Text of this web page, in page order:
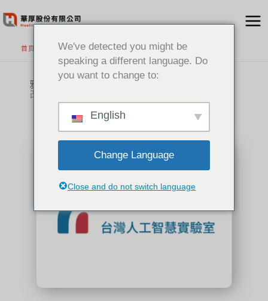
至
首頁 代理品牌
雅婷智想股份有限公司
改變使用者與世界互動的方式
We've detected you might be
speaking a different language. Do
you want to change to:
English
Change Language
Close and do not switch language